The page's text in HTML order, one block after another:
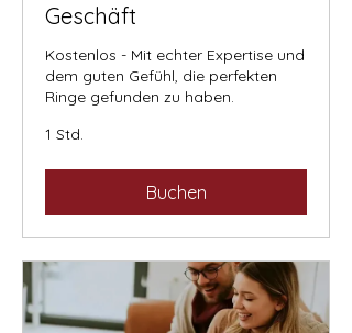
Geschäft
Kostenlos - Mit echter Expertise und
dem guten Gefühl, die perfekten
Ringe gefunden zu haben.
1 Std.
Buchen